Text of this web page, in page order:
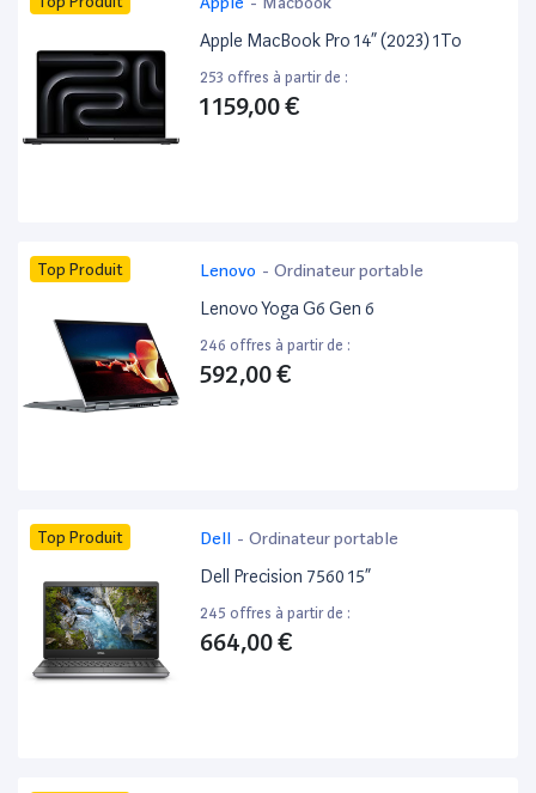
Apple MacBook Pro 14” (2023) 1To
253 offres à partir de :
1 159,00 €
Top Produit Lenovo - Ordinateur portable
Lenovo Yoga G6 Gen 6
246 offres à partir de :
592,00 €
Top Produit Dell - Ordinateur portable
Dell Precision 7560 15”
245 offres à partir de :
664,00 €